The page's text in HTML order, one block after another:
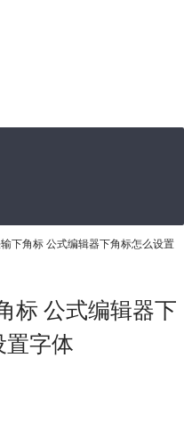
下角标 公式编辑器下角标怎么设置
标 公式编辑器下
置字体